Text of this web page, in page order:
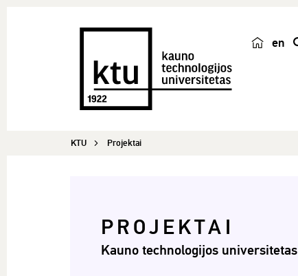
en
KTU Projektai
PROJEKTAI
Kauno technologijos universitetas